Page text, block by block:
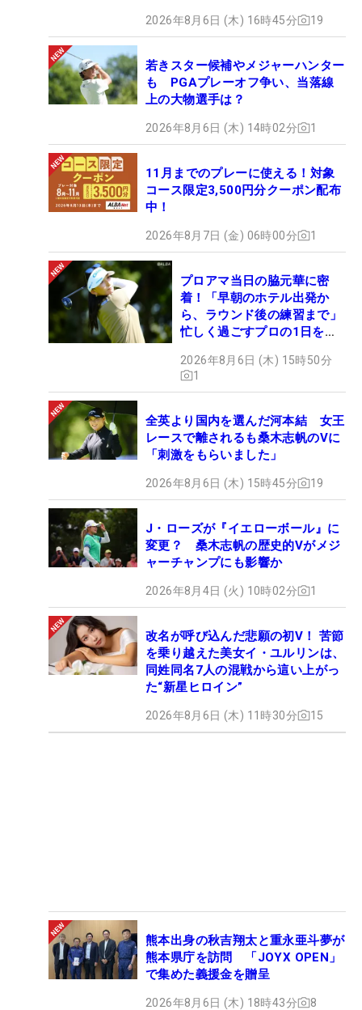
2026年8月6日 (木) 16時45分 19
若きスター候補やメジャーハンター
も PGAプレーオフ争い、当落線
上の大物選手は？
2026年8月6日 (木) 14時02分 1
11月までのプレーに使える！対象
コース限定3,500円分クーポン配布
中！
2026年8月7日 (金) 06時00分 1
プロアマ当日の脇元華に密
着！「早朝のホテル出発か
ら、ラウンド後の練習まで」
忙しく過ごすプロの1日を公
2026年8月6日 (木) 15時50分
1
全英より国内を選んだ河本結 女王
レースで離されるも桑木志帆のVに
「刺激をもらいました」
2026年8月6日 (木) 15時45分 19
J・ローズが『イエローボール』に
変更？ 桑木志帆の歴史的Vがメジ
ャーチャンプにも影響か
2026年8月4日 (火) 10時02分 1
改名が呼び込んだ悲願の初V！ 苦節
を乗り越えた美女イ・ユルリンは、
同姓同名7人の混戦から這い上がっ
た“新星ヒロイン”
2026年8月6日 (木) 11時30分 15
熊本出身の秋吉翔太と重永亜斗夢が
熊本県庁を訪問 「JOYX OPEN」
で集めた義援金を贈呈
2026年8月6日 (木) 18時43分 8